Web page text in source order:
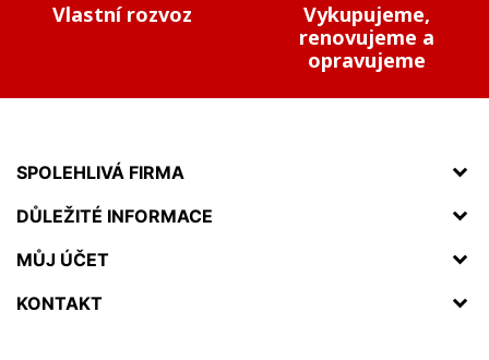
Vlastní rozvoz
Vykupujeme,
renovujeme a
opravujeme
SPOLEHLIVÁ FIRMA
DŮLEŽITÉ INFORMACE
MŮJ ÚČET
KONTAKT